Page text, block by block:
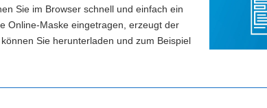
Sie im Browser schnell und einfach ein
Online-Maske eingetragen, erzeugt der
Sie herunterladen und zum Beispiel